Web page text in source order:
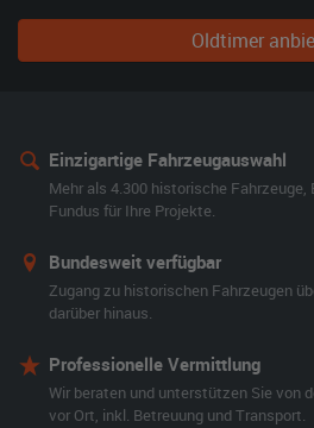
Oldtimer
Einzigartige Fahrzeugauswahl
Mehr als 4.300 historische Fahrzeuge,
Fundus für Ihre Projekte.
Bundesweit verfügbar
Zugang zu historischen Fahrzeugen
darüber hinaus.
Professionelle Vermittlung
Wir beraten und unterstützen Sie von
vor Ort, inkl. Betreuung und Transport.